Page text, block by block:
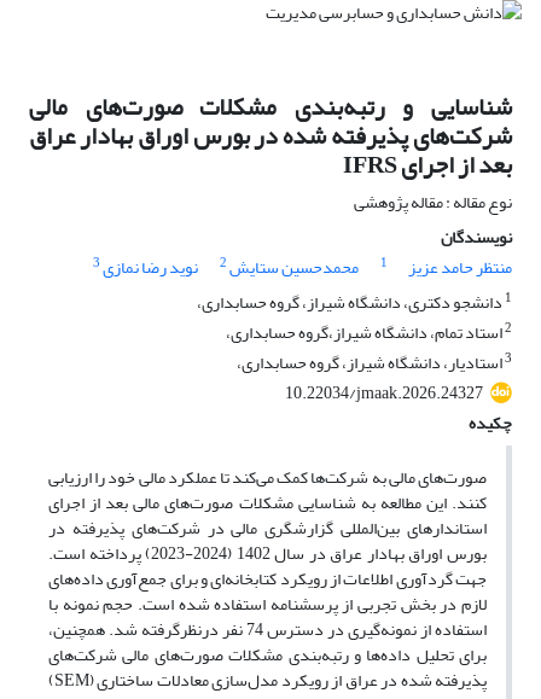
شناسایى و رتبه‌بندى مشکلات صورت‌هاى مالى
شرکت‌‌هاى پذیرفته شده در بورس اوراق بهادار عراق
بعد از اجراى IFRS
نوع مقاله : مقاله پژوهشی
نویسندگان
منتظر حامد عزیز
1 محمدحسین ستایش2 نوید رضا نمازی3
1 دانشجو دکتری، دانشگاه شیراز، گروه حسابداری،
2استاد تمام، دانشگاه شیراز،گروه حسابداری،
3استادیار، دانشگاه شیراز، گروه حسابداری،
10.22034/jmaak.2026.24327
چکیده
صورت‌های مالی به شرکت‌ها کمک می‌کند تا عملکرد مالی خود را ارزیابی
کنند. این مطالعه به شناسایی مشکلات صورت‌های مالی بعد از اجرای
استاندارهای بین‌المللی گزارشگری مالی در شرکت‌های پذیرفته در
بورس اوراق بهادار عراق در سال 1402 (2024-2023) پرداخته است.
جهت گردآوری اطلاعات از رویکرد کتابخانه‌ای و برای جمع‌آوری داده‌های
لازم در بخش تجربی از پرسشنامه استفاده شده است. حجم نمونه با
استفاده از نمونه‌گیری در دسترس 74 نفر درنظرگرفته شد. همچنین،
برای تحلیل داده‌ها و رتبه‌بندی مشکلات صورت‌های مالی شرکت‌های
پذیرفته شده در عراق از رویکرد مدل‌سازی معادلات ساختاری (SEM)